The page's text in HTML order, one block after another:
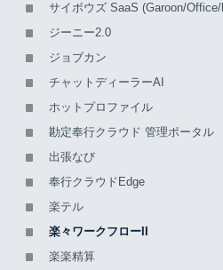
3. 表示された「SSOエンドポ
ディング)」、及び「PEM」の値
【参考】
「PEM」は、必ず「-----
からはじまり、「-----END
わる形式です。
「PEM」に書かれている値
「PEM」情報をファイルで
あります。
サイボウズ SaaS (Garoon/
ジーニー2.0
ジョブカン
チャットディーラーAI
ホットプロファイル
勘定奉行クラウド 管理ポータル
出張なび
奉行クラウドEdge
楽テル
楽々ワークフローII
楽楽精算